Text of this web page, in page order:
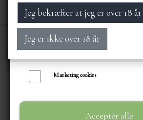
Forside ERHVERVSSALG
Nødvendige cookies
Funktionelle cookies
Statistik cookies
Marketing cookies
Acceptér alle
Jeg bekræfter at jeg er over 18 år
Jeg er ikke over 18 år